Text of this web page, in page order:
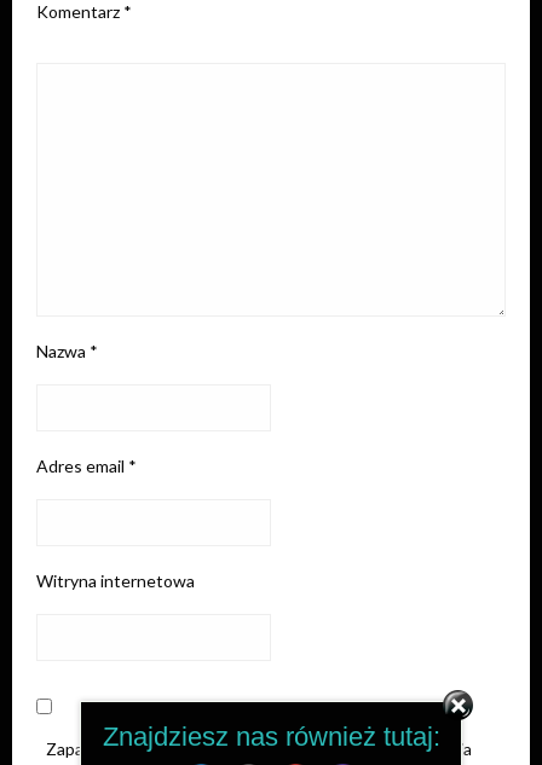
Komentarz *
Nazwa *
Adres email *
Witryna internetowa
Zapamiętaj moje dane w tej przeglądarce podczas pisania
Znajdziesz nas również tutaj: